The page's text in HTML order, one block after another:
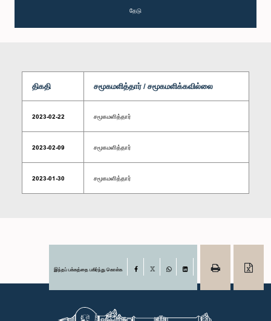
தேடு
திகதி சமூகமளித்தார் / சமூகமளிக்கவில்லை
2023-02-22 சமூகமளித்தார்
2023-02-09 சமூகமளித்தார்
2023-01-30 சமூகமளித்தார்
இந்தப் பக்கத்தை பகிர்ந்து கொள்க Facebook